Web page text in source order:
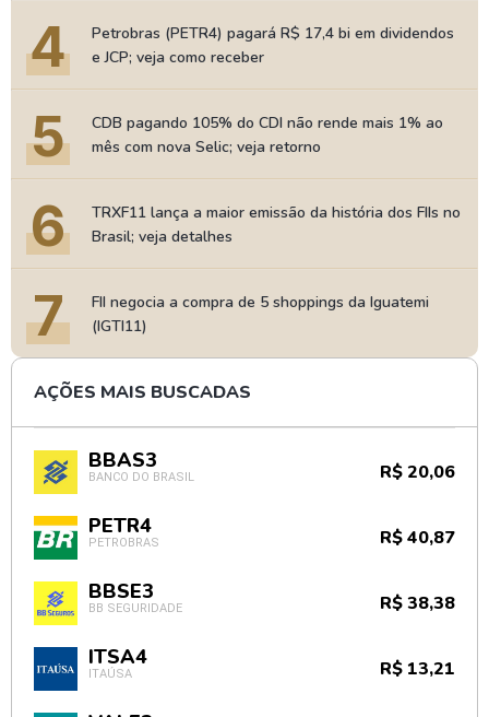
4
Petrobras (PETR4) pagará R$ 17,4 bi em dividendos
e JCP; veja como receber
5
CDB pagando 105% do CDI não rende mais 1% ao
mês com nova Selic; veja retorno
6
TRXF11 lança a maior emissão da história dos FIIs no
Brasil; veja detalhes
7
FII negocia a compra de 5 shoppings da Iguatemi
(IGTI11)
AÇÕES MAIS BUSCADAS
BBAS3
BANCO DO BRASIL R$ 20,06
PETR4
PETROBRAS R$ 40,87
BBSE3
BB SEGURIDADE R$ 38,38
ITSA4
ITAÚSA R$ 13,21